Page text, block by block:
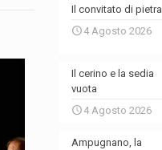
Il convitato di pietra
4 Agosto 2026
Il cerino e la sedia
vuota
4 Agosto 2026
Ampugnano, la